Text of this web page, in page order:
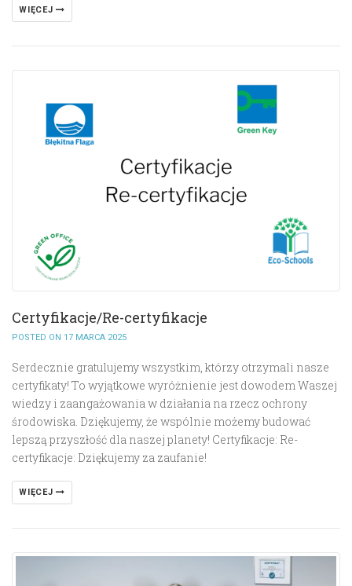
WIĘCEJ
Certyfikacje/Re-certyfikacje
POSTED ON 17 MARCA 2025
Serdecznie gratulujemy wszystkim, którzy otrzymali nasze
certyfikaty! To wyjątkowe wyróżnienie jest dowodem Waszej
wiedzy i zaangażowania w działania na rzecz ochrony
środowiska. Dziękujemy, że wspólnie możemy budować
lepszą przyszłość dla naszej planety! Certyfikacje: Re-
certyfikacje: Dziękujemy za zaufanie!
WIĘCEJ